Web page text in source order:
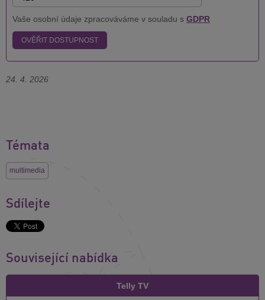
Vaše osobní údaje zpracováváme v souladu s GDPR
OVĚŘIT DOSTUPNOST
24. 4. 2026
Témata
multimedia
Sdílejte
Související nabídka
Telly TV